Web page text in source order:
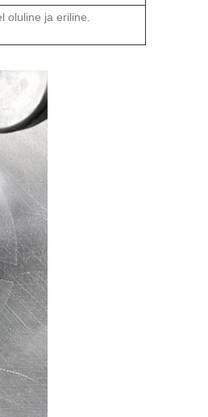
oluline ja eriline.